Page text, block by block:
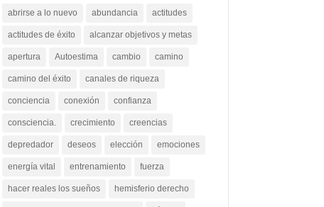
abrirse a lo nuevo abundancia actitudes
actitudes de éxito alcanzar objetivos y metas
apertura Autoestima cambio camino
camino del éxito canales de riqueza
conciencia conexión confianza
consciencia. crecimiento creencias
depredador deseos elección emociones
energía vital entrenamiento fuerza
hacer reales los sueños hemisferio derecho